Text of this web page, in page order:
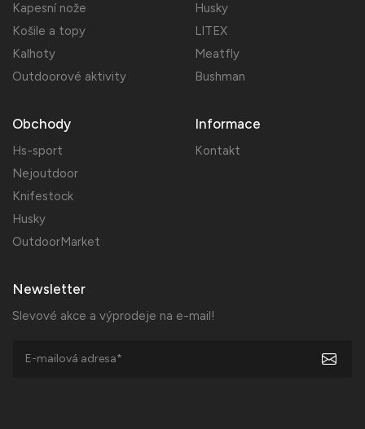
Kapesní nože
Košile a topy
Kalhoty
Outdoorové aktivity
Husky
LITEX
Meatfly
Bushman
Obchody
Hs-sport
Nejoutdoor
Knifestock
Husky
OutdoorMarket
Informace
Kontakt
Newsletter
Slevové akce a výprodeje na e-mail!